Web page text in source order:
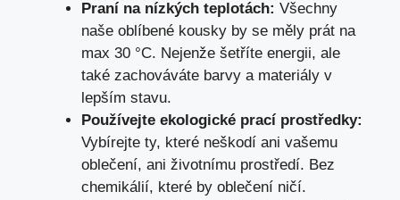
Praní na nízkých teplotách: Všechny
naše oblíbené kousky by se měly prát na
max 30 °C. Nejenže šetříte energii, ale
také zachováváte barvy a materiály v
lepším stavu.
Používejte ekologické prací prostředky:
Vybírejte ty, které neškodí ani vašemu
oblečení, ani životnímu prostředí. Bez
chemikálií, které by oblečení ničí.